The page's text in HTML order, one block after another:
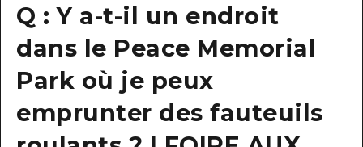
Aperçu
Recommendation
Art
Événements/ Fêtes
Gourmand / Saké
Circuit Type
Aperçu
Guide official de Dive! Hiroshima
Hiroshima Moshimo Travel
Aperçu
Autour de la ville d'Hiroshima
Événement
Q : Y a-t-il un endroit
dans le Peace Memorial
Park où je peux
emprunter des fauteuils